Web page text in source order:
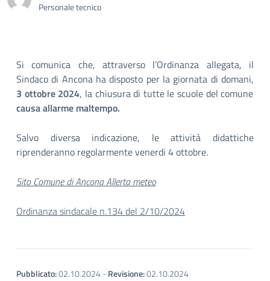
Personale tecnico
Si comunica che, attraverso l’Ordinanza allegata, il
Sindaco di Ancona ha disposto per la giornata di domani,
3 ottobre 2024, la chiusura di tutte le scuole del comune
causa allarme maltempo.
Salvo diversa indicazione, le attività didattiche
riprenderanno regolarmente venerdi 4 ottobre.
Sito Comune di Ancona Allerta meteo
Ordinanza sindacale n.134 del 2/10/2024
Pubblicato:02.10.2024-Revisione:02.10.2024